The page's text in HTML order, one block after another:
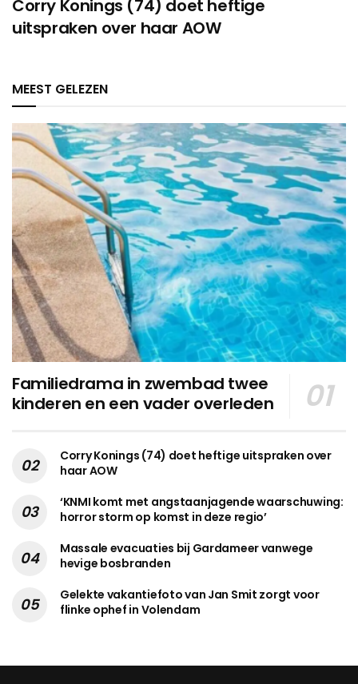
Corry Konings (74) doet heftige
uitspraken over haar AOW
MEEST GELEZEN
Familiedrama in zwembad twee
kinderen en een vader overleden
Corry Konings (74) doet heftige uitspraken over
haar AOW
‘KNMI komt met angstaanjagende waarschuwing:
horror storm op komst in deze regio’
Massale evacuaties bij Gardameer vanwege
hevige bosbranden
Gelekte vakantiefoto van Jan Smit zorgt voor
flinke ophef in Volendam